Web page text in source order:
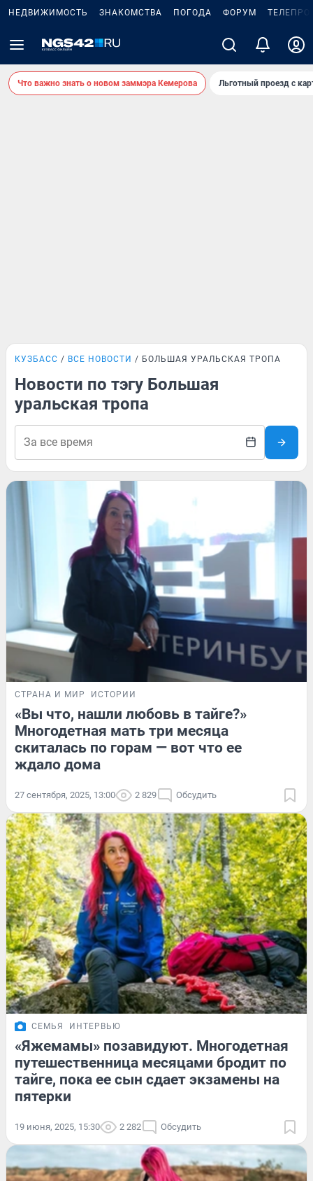
НЕДВИЖИМОСТЬ ЗНАКОМСТВА ПОГОДА ФОРУМ
Что важно знать о новом заммэра Кемерова Льготный проезд с
КУЗБАСС ВСЕ НОВОСТИ БОЛЬШАЯ УРАЛЬСКАЯ ТРОПА
Новости по тэгу Большая
уральская тропа
СТРАНА И МИР ИСТОРИИ
«Вы что, нашли любовь в тайге?»
Многодетная мать три месяца
скиталась по горам — вот что ее
ждало дома
27 сентября, 2025, 13:00 2 829 Обсудить
СЕМЬЯ ИНТЕРВЬЮ
«Яжемамы» позавидуют. Многодетная
путешественница месяцами бродит по
тайге, пока ее сын сдает экзамены на
пятерки
19 июня, 2025, 15:30 2 282 Обсудить